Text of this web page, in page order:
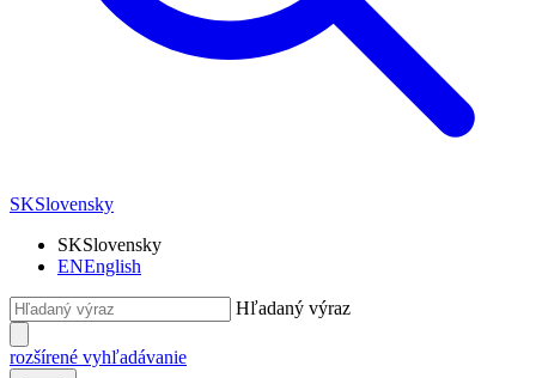
SKSlovensky
SKSlovensky
ENEnglish
Hľadaný výraz
rozšírené vyhľadávanie